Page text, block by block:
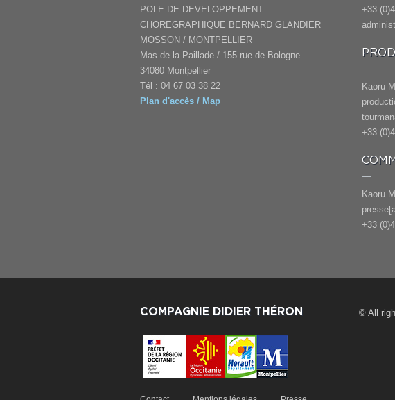
POLE DE DEVELOPPEMENT
CHOREGRAPHIQUE BERNARD GLANDIER
MOSSON / MONTPELLIER
Mas de la Paillade / 155 rue de Bologne
34080 Montpellier
Tél : 04 67 03 38 22
Plan d'accès / Map
+33
Kaoru
+33
Kaoru
+33
COMPAGNIE DIDIER THÉRON © All